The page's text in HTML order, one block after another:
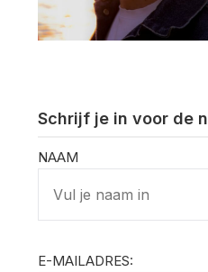
Schrijf je in voor de
NAAM
E-MAILADRES: